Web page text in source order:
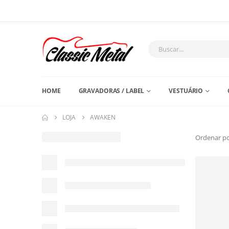
HOME GRAVADORAS / LABEL VESTUÁRIO
LOJA AWAKEN
Ordenar